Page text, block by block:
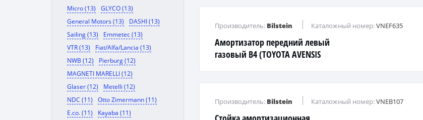
Micro (13)
GLYCO (13)
General Motors (13)
DASHI (13)
Sailing (13)
Emmetec (13)
VTR (13)
Fiat/Alfa/Lancia (13)
NWB (12)
Pierburg (12)
MAGNETI MARELLI (12)
Glaser (12)
Metelli (12)
NDC (11)
Otto Zimermann (11)
E.co. (11)
Kayaba (11)
Амортизатор передний левый
газовый B4 (TOYOTA AVENSIS
Производитель: Bilstein Каталожный номер:VNEF635
Производитель: Bilstein Каталожный номер:VNEB107